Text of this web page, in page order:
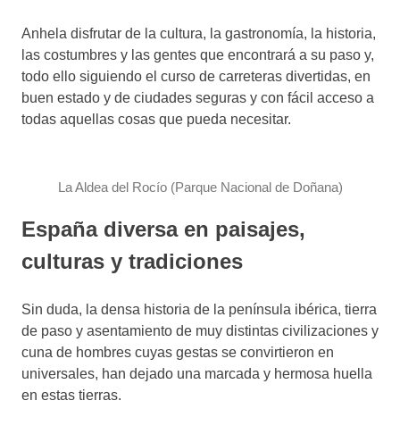
Anhela disfrutar de la cultura, la gastronomía, la historia,
las costumbres y las gentes que encontrará a su paso y,
todo ello siguiendo el curso de carreteras divertidas, en
buen estado y de ciudades seguras y con fácil acceso a
todas aquellas cosas que pueda necesitar.
La Aldea del Rocío (Parque Nacional de Doñana)
España diversa en paisajes,
culturas y tradiciones
Sin duda, la densa historia de la península ibérica, tierra
de paso y asentamiento de muy distintas civilizaciones y
cuna de hombres cuyas gestas se convirtieron en
universales, han dejado una marcada y hermosa huella
en estas tierras.